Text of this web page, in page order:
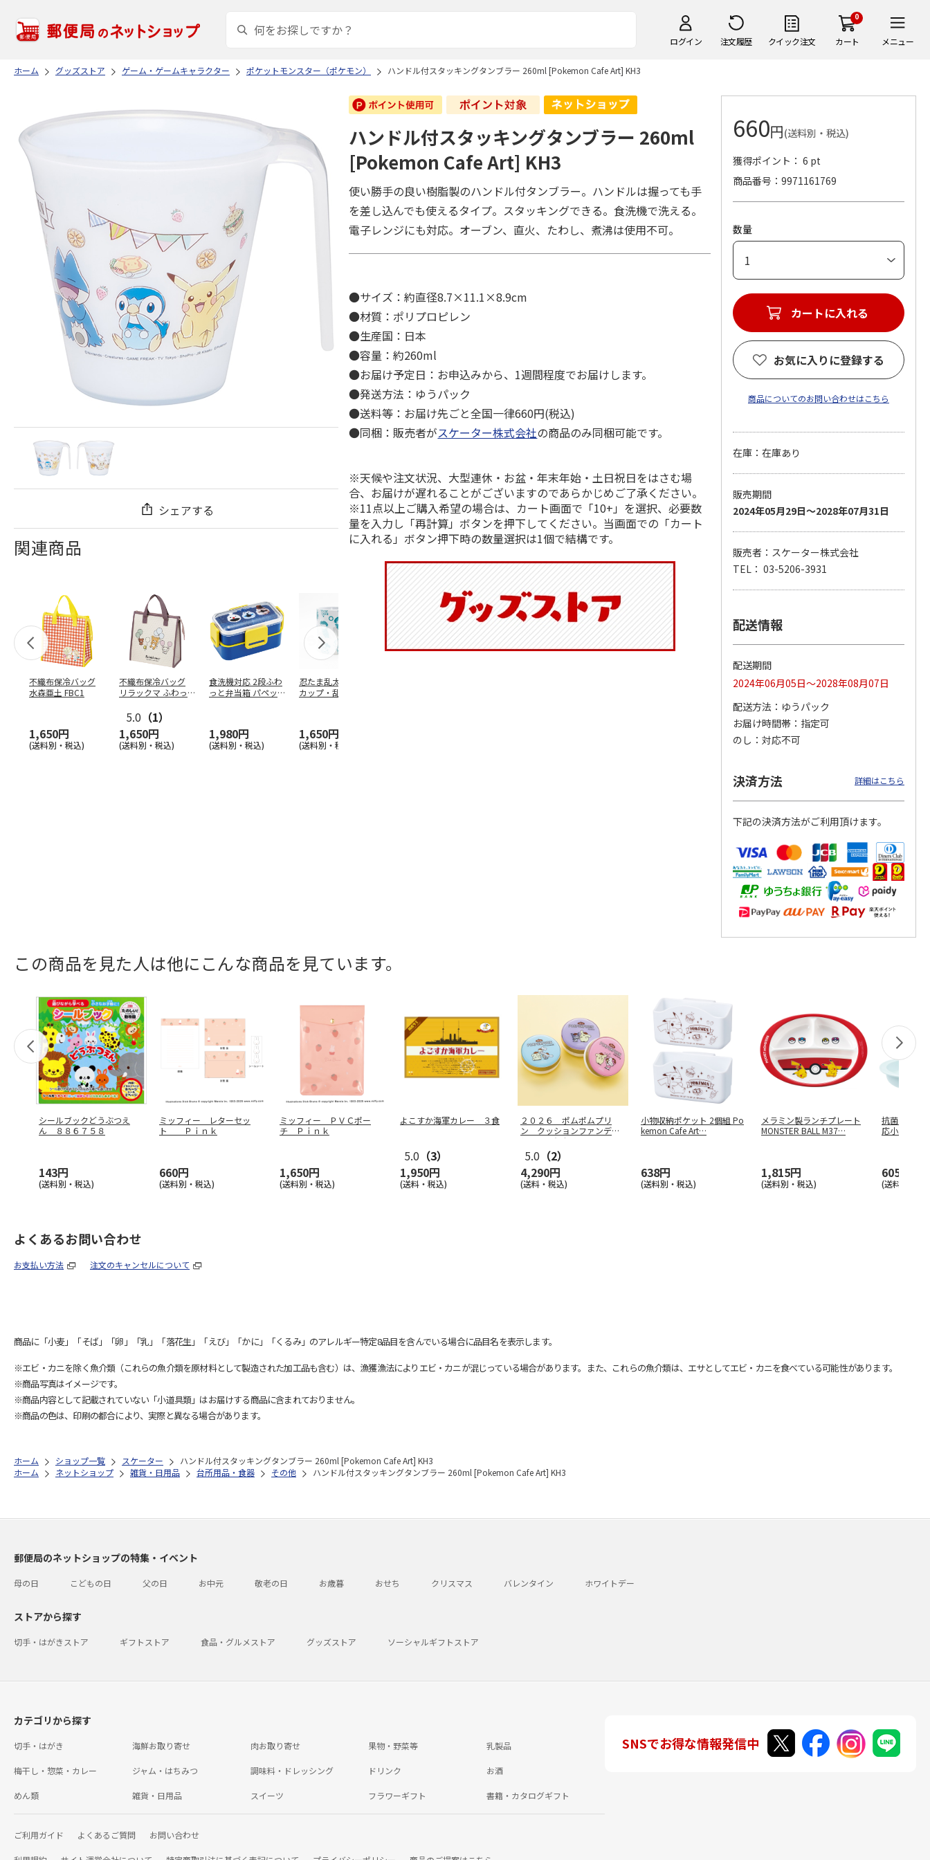
ログイン 注文履歴 クイック注文
0
カート メニュー
ホーム グッズストア ゲーム・ゲームキャラクター ポケットモンスター（ポケモン） ハンドル付スタッキングタンブラー 260ml [Pokemon Cafe Art] KH3
シェアする
関連商品
不織布保冷バッグ
水森亜土 FBC1
1,650円
(送料別・税込)
不織布保冷バッグ
リラックマ ふわっ
5.0 （1）
1,650円
(送料別・税込)
食洗機対応 2段ふわ
っと弁当箱 パペッ
1,980円
(送料別・税込)
忍たま乱太郎 マグ
カップ・乱太郎・き
1,650円
(送料別・税込)
ふわっとフタタイト
パペットスンスン
R…
1,485円
(送料別・税込)
八角形ステンレスマ
ハンドル付スタッキングタンブラー 260ml
[Pokemon Cafe Art] KH3
使い勝手の良い樹脂製のハンドル付タンブラー。ハンドルは握っても手
を差し込んでも使えるタイプ。スタッキングできる。食洗機で洗える。
電子レンジにも対応。オーブン、直火、たわし、煮沸は使用不可。
●サイズ：約直径8.7×11.1×8.9cm
●材質：ポリプロピレン
●生産国：日本
●容量：約260ml
●お届け予定日：お申込みから、1週間程度でお届けします。
●発送方法：ゆうパック
●送料等：お届け先ごと全国一律660円(税込)
●同梱：販売者がスケーター株式会社の商品のみ同梱可能です。
※天候や注文状況、大型連休・お盆・年末年始・土日祝日をはさむ場
合、お届けが遅れることがございますのであらかじめご了承ください。
※11点以上ご購入希望の場合は、カート画面で「10+」を選択、必要数
量を入力し「再計算」ボタンを押下してください。当画面での「カート
に入れる」ボタン押下時の数量選択は1個で結構です。
660円(送料別・税込)
獲得ポイント： 6 pt
商品番号
9971161769
数量
カートに入れる
お気に入りに登録する
商品についてのお問い合わせはこちら
在庫：在庫あり
販売期間
2024年05月29日～2028年07月31日
販売者：スケーター株式会社
TEL： 03-5206-3931
配送情報
配送期間
2024年06月05日～2028年08月07日
配送方法
ゆうパック
お届け時間帯
指定可
のし
対応不可
決済方法 詳細はこちら
下記の決済方法がご利用頂けます。
この商品を見た人は他にこんな商品を見ています。
シールブックどうぶつえ
ん ８８６７５８
143円
(送料別・税込)
ミッフィー レターセッ
ト Ｐｉｎｋ
660円
(送料別・税込)
ミッフィー ＰＶＣポー
チ Ｐｉｎｋ
1,650円
(送料別・税込)
よこすか海軍カレー ３食
5.0 （3）
1,950円
(送料・税込)
２０２６ ポムポムプリ
ン クッションファンデー
ション３個セ
5.0 （2）
4,290円
(送料・税込)
小物収納ポケット 2個組 Po
kemon Cafe Art…
638円
(送料別・税込)
メラミン製ランチプレート
MONSTER BALL M37…
1,815円
(送料別・税込)
抗菌 電子レ
応小皿 ポケ
605円
(送料別・税
よくあるお問い合わせ
お支払い方法 注文のキャンセルについて
商品に「小麦」「そば」「卵」「乳」「落花生」「えび」「かに」「くるみ」のアレルギー特定8品目を含んでいる場合に品目名を表示します。
※エビ・カニを除く魚介類（これらの魚介類を原材料として製造された加工品も含む）は、漁獲漁法によりエビ・カニが混じっている場合があります。また、これらの魚介類は、エサとしてエビ・カニを食べている可能性があります。
※商品写真はイメージです。
※商品内容として記載されていない「小道具類」はお届けする商品に含まれておりません。
※商品の色は、印刷の都合により、実際と異なる場合があります。
ホーム ショップ一覧 スケーター
ハンドル付スタッキングタンブラー 260ml [Pokemon Cafe Art] KH3
ホーム
ネットショップ 雑貨・日用品 台所用品・食器 その他 ハンドル付スタッキングタンブラー 260ml [Pokemon Cafe Art] KH3
郵便局のネットショップの特集・イベント
母の日 こどもの日 父の日 お中元 敬老の日 お歳暮 おせち クリスマス バレンタイン ホワイトデー
ストアから探す
切手・はがきストア ギフトストア 食品・グルメストア グッズストア ソーシャルギフトストア
カテゴリから探す
切手・はがき 海鮮お取り寄せ 肉お取り寄せ 果物・野菜等 乳製品
梅干し・惣菜・カレー ジャム・はちみつ 調味料・ドレッシング ドリンク お酒
めん類 雑貨・日用品 スイーツ フラワーギフト 書籍・カタログギフト
ご利用ガイド よくあるご質問 お問い合わせ
SNSでお得な情報発信中